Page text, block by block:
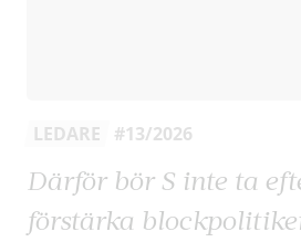
LEDARE #13/2026
Därför bör S inte ta
förstärka